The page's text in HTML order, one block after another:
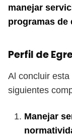
manejar
programas de
Perfil de
Al concluir
siguientes
Manejar